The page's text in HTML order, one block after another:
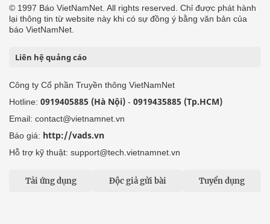
© 1997 Báo VietNamNet. All rights reserved. Chỉ được phát hành
lại thông tin từ website này khi có sự đồng ý bằng văn bản của
báo VietNamNet.
Liên hệ quảng cáo
Công ty Cổ phần Truyền thông VietNamNet
Hotline: 0919405885 (Hà Nội) - 0919435885 (Tp.HCM)
Email: contact@vietnamnet.vn
Báo giá: http://vads.vn
Hỗ trợ kỹ thuật: support@tech.vietnamnet.vn
Tải ứng dụng Độc giả gửi bài Tuyển dụng